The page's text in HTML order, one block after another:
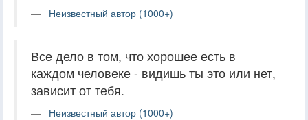
Неизвестный автор (1000+)
Все дело в том, что хорошее есть в
каждом человеке - видишь ты это или нет,
зависит от тебя.
Неизвестный автор (1000+)